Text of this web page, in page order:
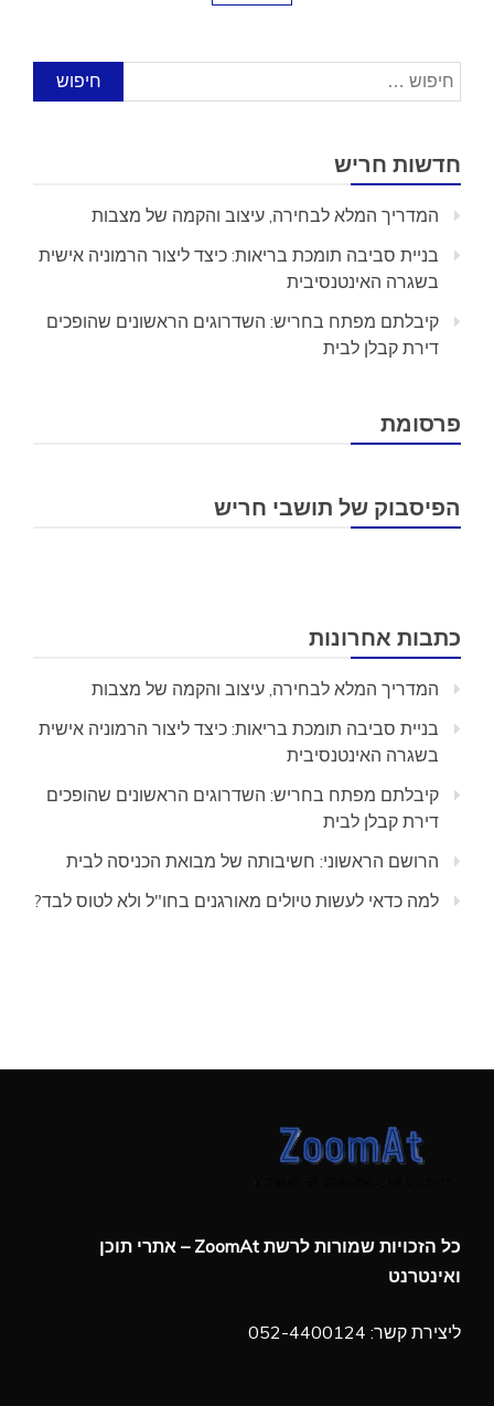
חיפוש:
חדשות חריש
המדריך המלא לבחירה, עיצוב והקמה של מצבות
בניית סביבה תומכת בריאות: כיצד ליצור הרמוניה אישית
בשגרה האינטנסיבית
קיבלתם מפתח בחריש: השדרוגים הראשונים שהופכים
דירת קבלן לבית
פרסומת
הפיסבוק של תושבי חריש
כתבות אחרונות
המדריך המלא לבחירה, עיצוב והקמה של מצבות
בניית סביבה תומכת בריאות: כיצד ליצור הרמוניה אישית
בשגרה האינטנסיבית
קיבלתם מפתח בחריש: השדרוגים הראשונים שהופכים
דירת קבלן לבית
הרושם הראשוני: חשיבותה של מבואת הכניסה לבית
למה כדאי לעשות טיולים מאורגנים בחו"ל ולא לטוס לבד?
כל הזכויות שמורות לרשת ZoomAt – אתרי תוכן
ואינטרנט
ליצירת קשר: 052-4400124